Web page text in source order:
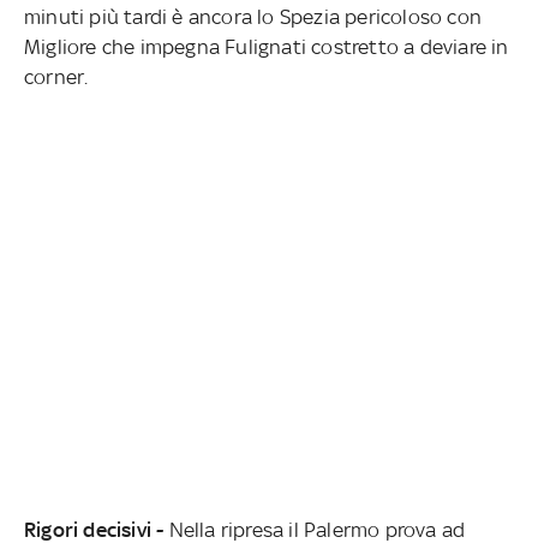
minuti più tardi è ancora lo Spezia pericoloso con
Migliore che impegna Fulignati costretto a deviare in
corner.
Rigori decisivi - Nella ripresa il Palermo prova ad